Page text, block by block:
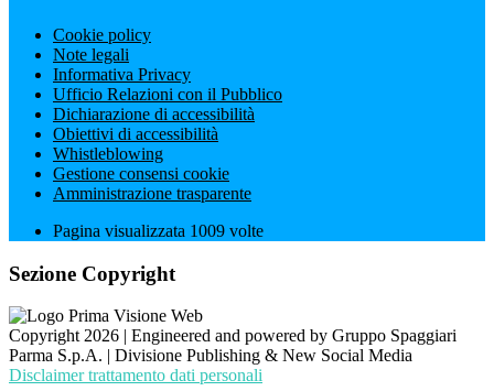
Cookie policy
Note legali
Informativa Privacy
Ufficio Relazioni con il Pubblico
Dichiarazione di accessibilità
Obiettivi di accessibilità
Whistleblowing
Gestione consensi cookie
Amministrazione trasparente
Pagina visualizzata 1009 volte
Sezione Copyright
Copyright 2026 | Engineered and powered by Gruppo Spaggiari
Parma S.p.A. | Divisione Publishing & New Social Media
Disclaimer trattamento dati personali